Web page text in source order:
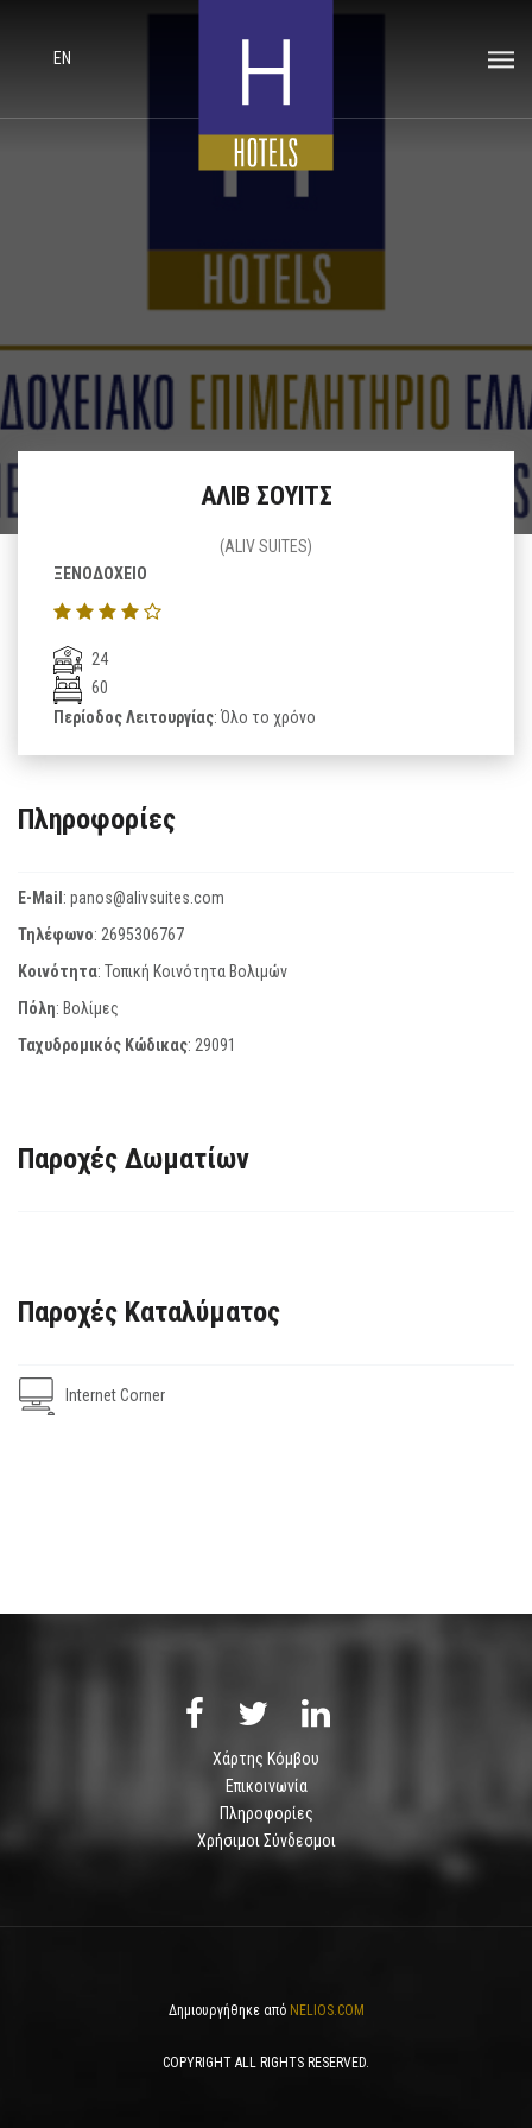
EN
ΑΛΙΒ ΣΟΥΙΤΣ
(ALIV SUITES)
ΞΕΝΟΔΟΧΕΙΟ
24
60
Περίοδος Λειτουργίας: Όλο το χρόνο
Πληροφορίες
E-Mail: panos@alivsuites.com
Τηλέφωνο: 2695306767
Κοινότητα: Τοπική Κοινότητα Βολιμών
Πόλη: Βολίμες
Ταχυδρομικός Κώδικας: 29091
Παροχές Δωματίων
Παροχές Καταλύματος
Internet Corner
Χάρτης Κόμβου
Επικοινωνία
Πληροφορίες
Χρήσιμοι Σύνδεσμοι
Δημιουργήθηκε από NELIOS.COM
COPYRIGHT ALL RIGHTS RESERVED.